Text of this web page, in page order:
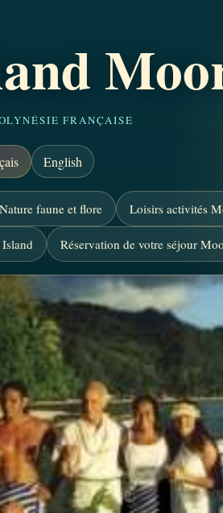
FRANÇAISE
English
faune et flore Loisirs activités
Réservation de votre séjour